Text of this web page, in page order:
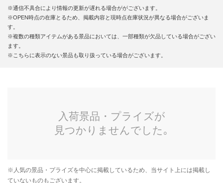
※通信不具合により情報の更新が遅れる場合ががございます。
※OPEN時点の在庫とるため、掲載内容と現時点在庫状況が異なる場合がございま
す。
※複数の種類アイテムがある景品においては、一部種類が欠品している場合がござい
ます。
※こちらに表示のない景品も取り扱っている場合がございます。